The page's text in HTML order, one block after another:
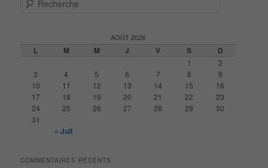
AOÛT 2026
L M M J V S D
1
2
3
4 5 6 7 8
9
10
11 12 13 14 15
16
17
18 19 20 21 22
23
24
25 26 27 28 29
30
31
« Juil
COMMENTAIRES RÉCENTS